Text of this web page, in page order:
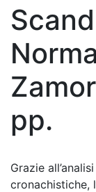
pp.
Grazie
cronachistiche,